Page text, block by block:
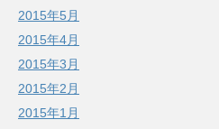
2015年5月
2015年4月
2015年3月
2015年2月
2015年1月